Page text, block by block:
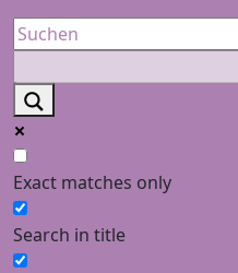
Exact matches only
Search in title